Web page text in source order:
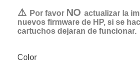
⚠️ Por favor NO actualizar la
nuevos firmware de HP, si se
cartuchos dejaran de funcionar.
Color